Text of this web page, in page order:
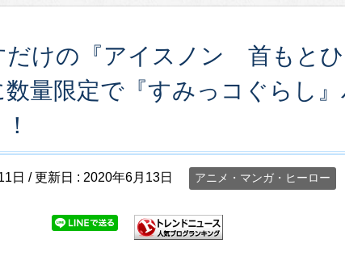
だけの『アイスノン 首もと
量限定で『すみっコぐらし』
日 / 更新日 : 2020年6月13日 アニメ・マンガ・ヒーロー